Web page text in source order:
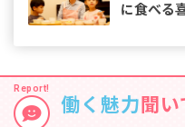
育みます。
に食べる
しない「おもいっきり給
い物からカレーづくりまで
ます。
働く魅力 聞